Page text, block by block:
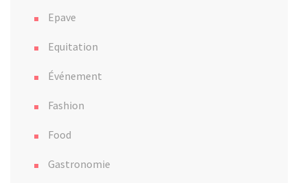
Epave
Equitation
Événement
Fashion
Food
Gastronomie